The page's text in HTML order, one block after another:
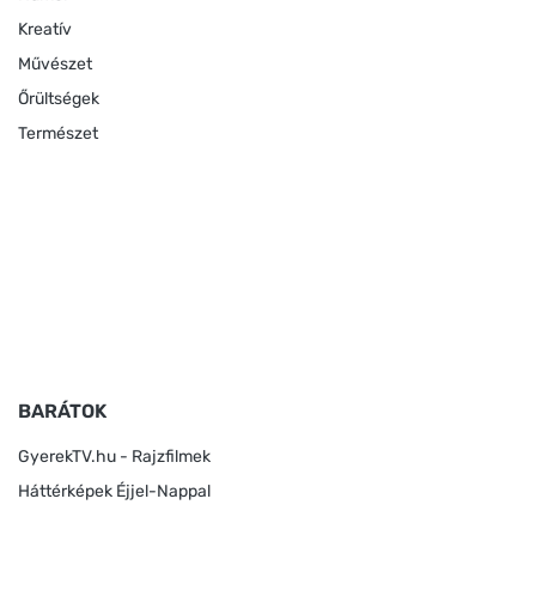
Kreatív
Művészet
Őrültségek
Természet
BARÁTOK
GyerekTV.hu - Rajzfilmek
Háttérképek Éjjel-Nappal